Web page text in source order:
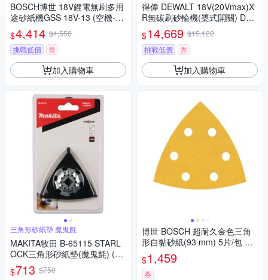
BOSCH博世 18V鋰電無刷多用
途砂紙機GSS 18V-13 (空機-不
含充電器及電池)
$4,414 $4,550
挑戰低價
券
加入購物車
三角形砂紙墊 魔鬼氈
MAKITA牧田 B-65115 STARL
OCK三角形砂紙墊(魔鬼氈) (T
MA078)
$713 $750
得偉 DEWALT 18V(20Vmax)X
R無碳刷砂輪機(槳式開關) DC
G 406P2
$14,669 $15,122
挑戰低價
券
加入購物車
博世 BOSCH 超耐久金色三角
形自黏砂紙(93 mm) 5片/包 G6
$1,459
券